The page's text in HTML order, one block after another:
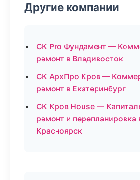
Другие компании
СК Pro Фундамент —
ремонт в Владивосток
СК АрхПро Кров —
ремонт в Екатеринбург
СК Кров House —
ремонт и перепланировка
Красноярск